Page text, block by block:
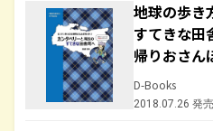
地球の歩き
すてきな田
帰りおさん
D-Books
2018.07.26 発売